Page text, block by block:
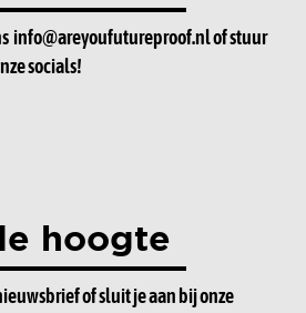
info@areyoufutureproof.nlof stuur
socials!
hoogte
of sluit je aan bij onze